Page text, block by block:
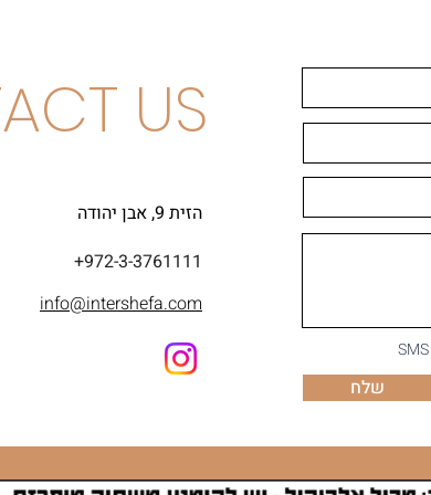
US
הזית 9, אבן יהודה
+972-3-3761111
info@intershefa.com
שלח